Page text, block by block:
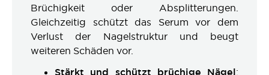
Brüchigkeit oder Absplitterungen.
Gleichzeitig schützt das Serum vor dem
Verlust der Nagelstruktur und beugt
weiteren Schäden vor.
Stärkt und schützt brüchige Nägel: